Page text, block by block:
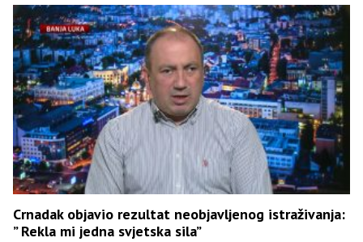
Crnadak objavio rezultat neobjavljenog istraživanja:
” Rekla mi jedna svjetska sila”